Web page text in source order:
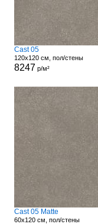
Cast 05
120x120 см, пол/стены
8247 р/м²
Cast 05 Matte
60x120 см, пол/стены